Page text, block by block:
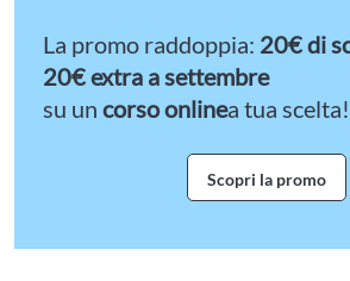
La promo raddoppia: 20€ di
20€ extra a settembre
su un corso onlinea tua scelta!
Scopri la promo
Scopri la